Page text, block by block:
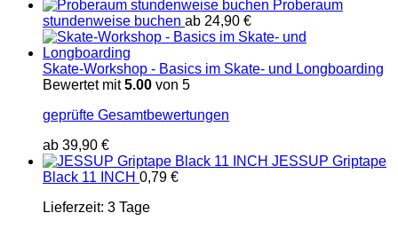
Proberaum
stundenweise buchen ab 24,90 €
Skate-Workshop - Basics im Skate- und Longboarding
Bewertet mit5.00 von 5
geprüfte Gesamtbewertungen
ab 39,90 €
JESSUP Griptape
Black 11 INCH 0,79 €
Lieferzeit: 3 Tage